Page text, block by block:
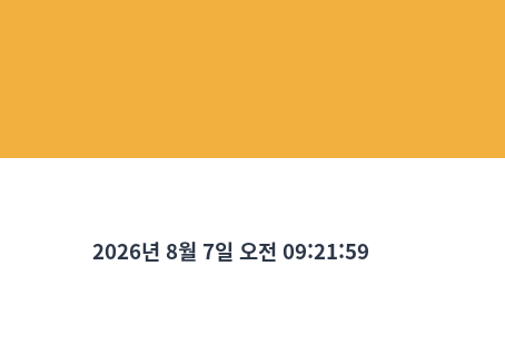
2026년 8월 7일 오전 09:22:01